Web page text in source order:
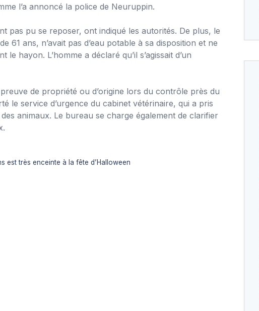
l’a annoncé la police de Neuruppin.
pas pu se reposer, ont indiqué les autorités. De plus, le
61 ans, n’avait pas d’eau potable à sa disposition et ne
hayon. L’homme a déclaré qu’il s’agissait d’un
de propriété ou d’origine lors du contrôle près du
le service d’urgence du cabinet vétérinaire, qui a pris
animaux. Le bureau se charge également de clarifier
est très enceinte à la fête d’Halloween